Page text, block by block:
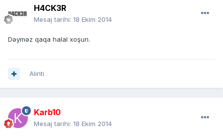
H4CK3R
Mesaj tarihi: 18 Ekim 2014
Dəyməz qaqa halal xoşun.
Alıntı
Karb10
Mesaj tarihi: 18 Ekim 2014